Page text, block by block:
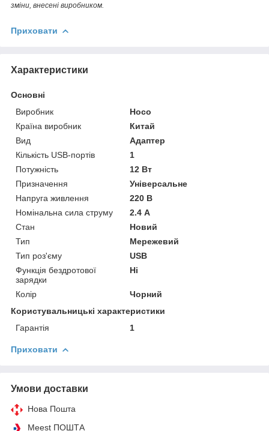
зміни, внесені виробником.
Приховати
Характеристики
Основні
Виробник
Hoco
Країна виробник
Китай
Вид
Адаптер
Кількість USB-портів
1
Потужність
12 Вт
Призначення
Універсальне
Напруга живлення
220 В
Номінальна сила струму
2.4 А
Стан
Новий
Тип
Мережевий
Тип роз'єму
USB
Функція бездротової
зарядки
Ні
Колір
Чорний
Користувальницькі характеристики
Гарантія
1
Приховати
Умови доставки
Нова Пошта
Meest ПОШТА